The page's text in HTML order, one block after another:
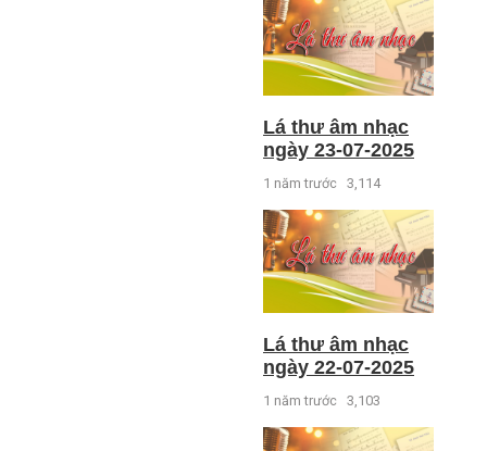
Lá thư âm nhạc
ngày 23-07-2025
1 năm trước 3,114
Lá thư âm nhạc
ngày 22-07-2025
1 năm trước 3,103